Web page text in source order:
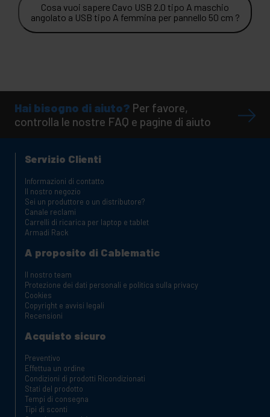
Cosa vuoi sapere Cavo USB 2.0 tipo A maschio
angolato a USB tipo A femmina per pannello 50 cm ?
Hai bisogno di aiuto? Per favore,
controlla le nostre FAQ e pagine di aiuto
Servizio Clienti
Informazioni di contatto
Il nostro negozio
Sei un produttore o un distributore?
Canale reclami
Carrelli di ricarica per laptop e tablet
Armadi Rack
A proposito di Cablematic
Il nostro team
Protezione dei dati personali e politica sulla privacy
Cookies
Copyright e avvisi legali
Recensioni
Acquisto sicuro
Preventivo
Effettua un ordine
Condizioni di prodotti Ricondizionati
Stati del prodotto
Tempi di consegna
Tipi di sconti